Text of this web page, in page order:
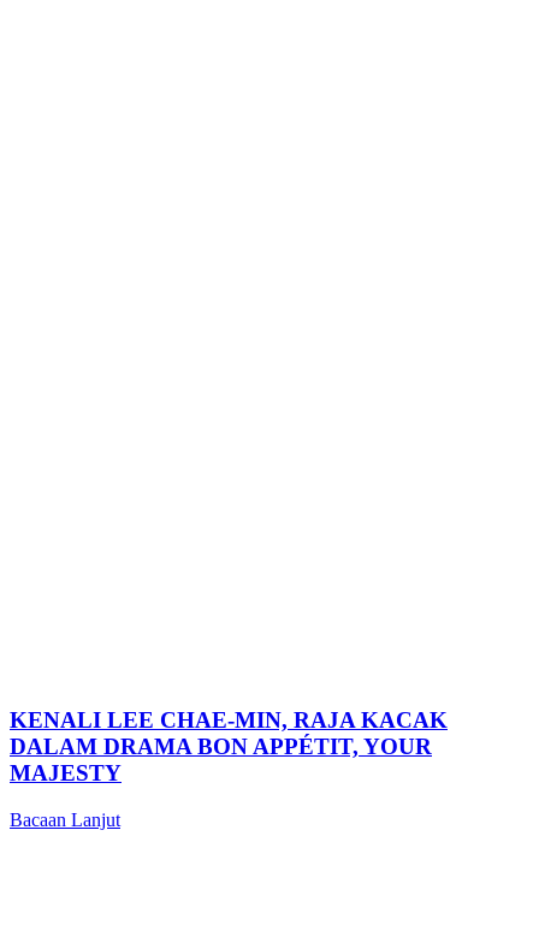
KENALI LEE CHAE-MIN, RAJA KACAK
DALAM DRAMA BON APPÉTIT, YOUR
MAJESTY
Bacaan Lanjut